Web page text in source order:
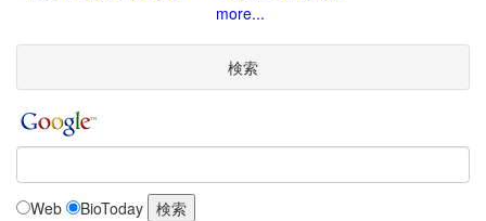
more...
検索
Web BioToday